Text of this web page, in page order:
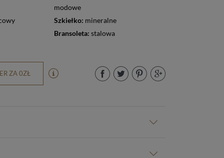
modowe
Szkiełko: mineralne
Bransoleta: stalowa
ZA 0ZŁ